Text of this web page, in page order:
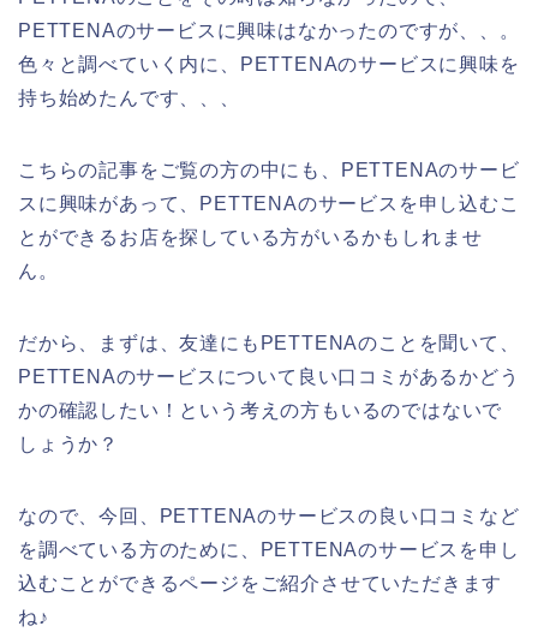
PETTENAのサービスに興味はなかったのですが、、。
色々と調べていく内に、PETTENAのサービスに興味を
持ち始めたんです、、、
こちらの記事をご覧の方の中にも、PETTENAのサービ
スに興味があって、PETTENAのサービスを申し込むこ
とができるお店を探している方がいるかもしれませ
ん。
だから、まずは、友達にもPETTENAのことを聞いて、
PETTENAのサービスについて良い口コミがあるかどう
かの確認したい！という考えの方もいるのではないで
しょうか？
なので、今回、PETTENAのサービスの良い口コミなど
を調べている方のために、PETTENAのサービスを申し
込むことができるページをご紹介させていただきます
ね♪